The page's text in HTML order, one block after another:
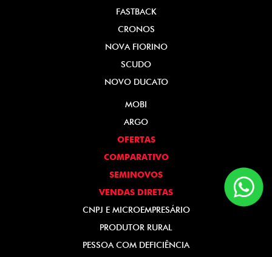
FASTBACK
CRONOS
NOVA FIORINO
SCUDO
NOVO DUCATO
MOBI
ARGO
OFERTAS
COMPARATIVO
SEMINOVOS
VENDAS DIRETAS
CNPJ E MICROEMPRESÁRIO
PRODUTOR RURAL
PESSOA COM DEFICIÊNCIA